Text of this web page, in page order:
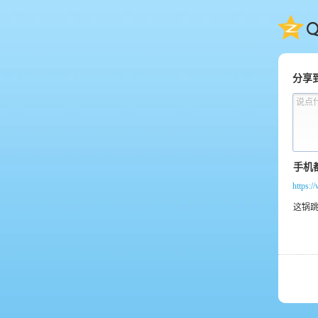
QQ
分享
说点
https://